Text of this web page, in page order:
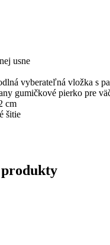
usne
vyberateľná vložka s
gumičkové pierko pre
cm
šitie